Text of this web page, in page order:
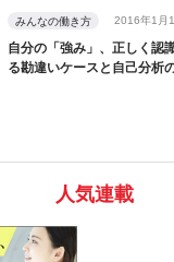
みんなの働き方 2016年1月
自分の「強み」、正しく
る勘違いケースと自己分析
人気連載